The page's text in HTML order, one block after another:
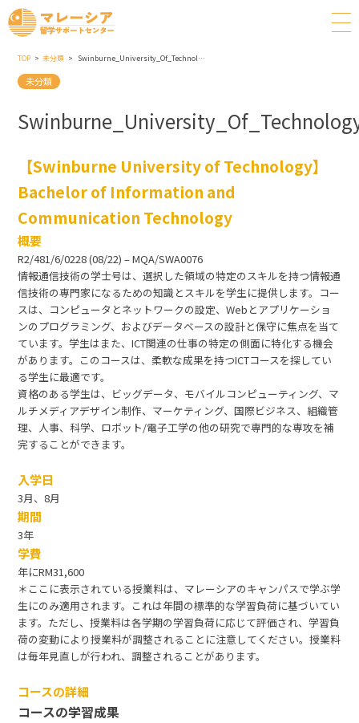
TOP 未分類 Swinburne_University_Of_Technology_Bachelor_Of_Information_And_Communication_Technology
未分類
【Swinburne University of Technology】
Bachelor of Information and
Communication Technology
概要
R2/481/6/0228 (08/22) – MQA/SWA0076
情報通信技術の学士号は、選択した領域の特定のスキルを持つ情報通
信技術の専門家になるための知識とスキルを学生に提供します。コー
スは、コンピュータとネットワークの設定、Webとアプリケーショ
ンのプログラミング、およびデータベースの設計と保守に焦点を当て
ています。学生はまた、ICT関連の仕事の特定の側面に特化する機会
があります。このコースは、柔軟な成果を持つICTコースを探してい
る学生に最適です。
資格のある学生は、ビッグデータ、モバイルコンピューティング、マ
ルチメディアデザイン制作、マーケティング、国際ビジネス、組織管
理、人事、科学、ロボット/電子工学の他の研究で専門的な専攻を補
完することができます。
入学日
3月、8月
期間
3年
学費
年にRM31,600
＊ここに表示されている授業料は、マレーシアのキャンパスで学ぶ学
生にのみ適用されます。これは年間の標準的な学習負荷に基づいてい
ます。ただし、授業料は各学期の学習負荷に応じて評価され、学習負
荷の変動により授業料が調整されることに注意してください。授業料
は毎年見直しが行われ、調整されることがあります。
コースの詳細
コースの学習成果